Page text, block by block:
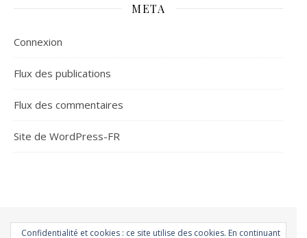
META
Connexion
Flux des publications
Flux des commentaires
Site de WordPress-FR
Accueil Á la une Atmo-Sphères Les Conso Environnement
Confidentialité et cookies : ce site utilise des cookies. En continuant